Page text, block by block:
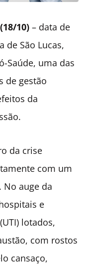
10) – data de
de São Lucas,
Saúde, uma das
de gestão
da
da crise
com um
No auge da
e
lotados,
com rostos
cansaço,